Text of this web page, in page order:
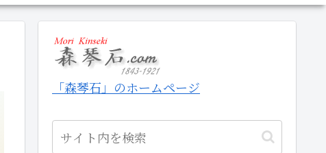
「森琴石」のホームページ